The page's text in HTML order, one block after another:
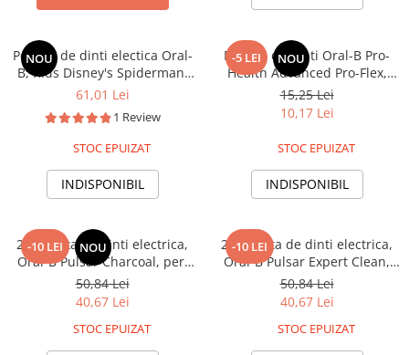
NOU
Periuta de dinti electica Oral-
B, Kids Disney's Spiderman,
peri moi, pentru copii
61,01 Lei
1 Review
STOC EPUIZAT
INDISPONIBIL
-5 LEI NOU
Periuta de dinti Oral-B Pro-
Health Advanced Pro-Flex,
peri moi
15,25 Lei
10,17 Lei
STOC EPUIZAT
INDISPONIBIL
-10 LEI NOU
2x Periuta de dinti electrica,
Oral-B Pulsar Charcoal, peri
ce vibreaza infuzati cu
carbune activ, peri moi
50,84 Lei
40,67 Lei
STOC EPUIZAT
-10 LEI
2x Periuta de dinti electrica,
Oral-B Pulsar Expert Clean,
peri ce vibreaza, peri moi
50,84 Lei
40,67 Lei
STOC EPUIZAT